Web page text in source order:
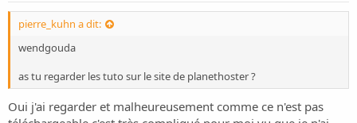
pierre_kuhn a dit:
wendgouda
as tu regarder les tuto sur le site de planethoster ?
Oui j'ai regarder et malheureusement comme ce n'est pas